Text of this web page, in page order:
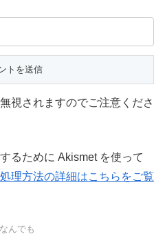
視されますのでご注意くださ
るために Akismet を使って
理方法の詳細はこちらをご覧
なんでも